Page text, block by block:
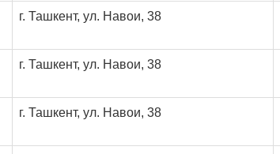
г. Ташкент, ул. Навои, 38
г. Ташкент, ул. Навои, 38
г. Ташкент, ул. Навои, 38